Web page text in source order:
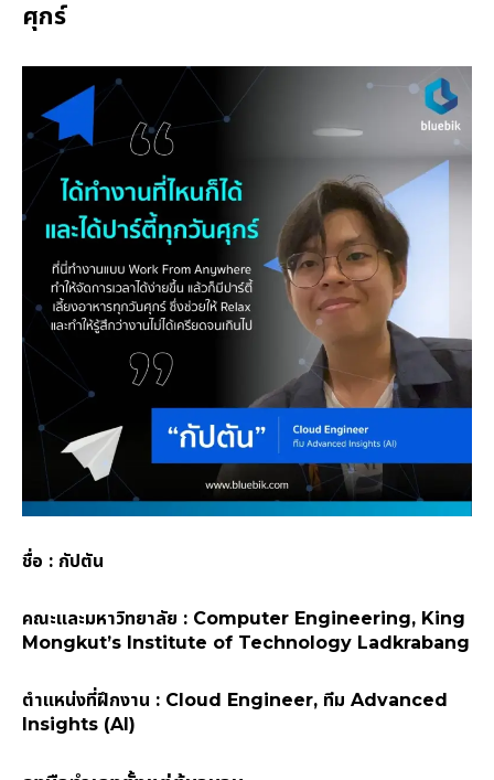
ศุกร์
ชื่อ : กัปตัน
คณะและมหาวิทยาลัย : Computer Engineering, King
Mongkut’s Institute of Technology Ladkrabang
ตำแหน่งที่ฝึกงาน : Cloud Engineer, ทีม Advanced
Insights (AI)